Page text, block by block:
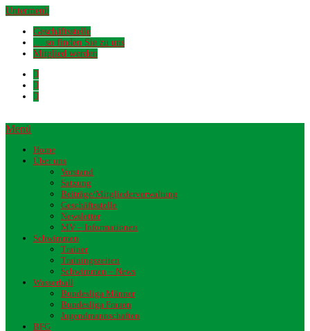
Untermenü
Geschäftsstelle
… so finden Sie zu uns
Mitglied werden
Menü
Home
Über uns
Vorstand
Satzung
Beiträge/Mitgliederverwaltung
Geschäftsstelle
Newsletter
MV – Informationen
Schwimmen
Trainer
Trainingszeiten
Schwimmen – News
Wasserball
Bundesliga Männer
Bundesliga Frauen
Jugendmannschaften
BFG